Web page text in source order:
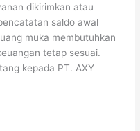
dikirimkan atau
saldo awal
muka membutuhkan
tetap sesuai.
kepada PT. AXY